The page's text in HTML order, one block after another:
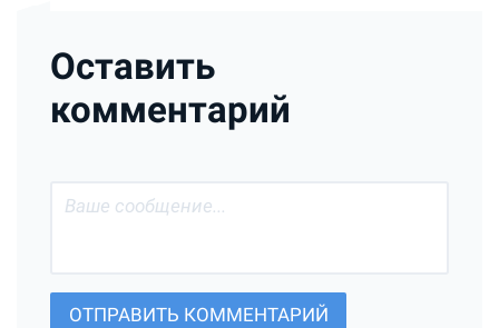
Оставить
комментарий
ОТПРАВИТЬ КОММЕНТАРИЙ